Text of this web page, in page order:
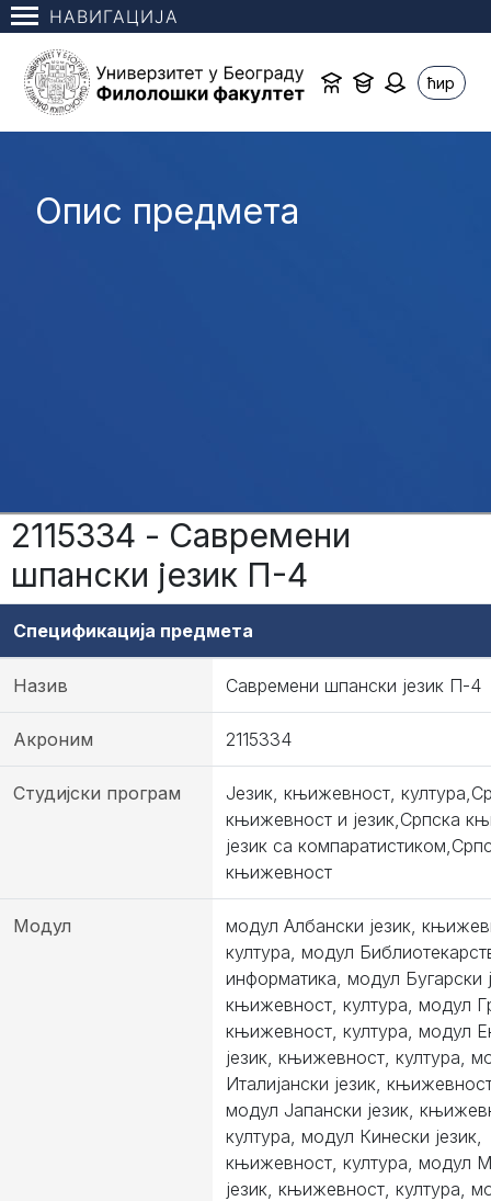
НАВИГАЦИЈА
ћир
Опис предмета
2115334 - Савремени
шпански језик П-4
Спецификација предмета
Назив Савремени шпански језик П-4
Акроним 2115334
Студијски програм
Језик, књижевност,
књижевност и језик,Српска
језик са
књижевност
Модул
модул Албански језик,
култура, модул
информатика, модул Бугарски
књижевност, култура, модул
књижевност, култура, модул
језик, књижевност, култура,
Италијански језик,
модул Јапански језик,
култура, модул Кинески језик,
књижевност, култура, модул
језик, књижевност, култура,